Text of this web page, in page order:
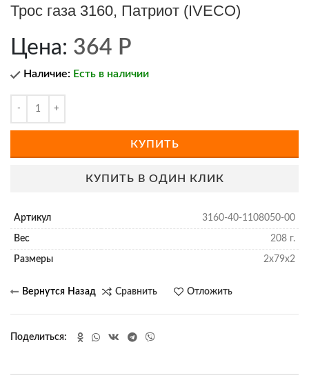
Трос газа 3160, Патриот (IVECO)
Цена: 364 Р
Наличие: Есть в наличии
КУПИТЬ
КУПИТЬ В ОДИН КЛИК
Артикул 3160-40-1108050-00
Вес 208 г.
Размеры 2х79х2
Сравнить Отложить
Поделиться